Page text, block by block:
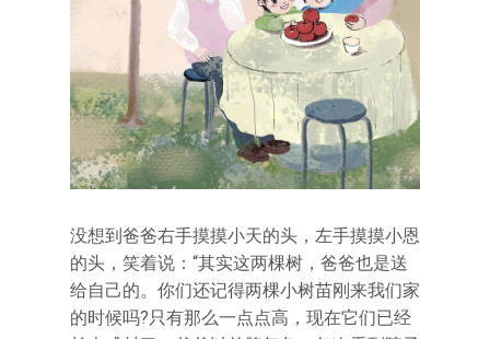
没想到爸爸右手摸摸小天的头，左手摸摸小恩
的头，笑着说：“其实这两棵树，爸爸也是送
给自己的。你们还记得两棵小树苗刚来我们家
的时候吗?只有那么一点点高，现在它们已经